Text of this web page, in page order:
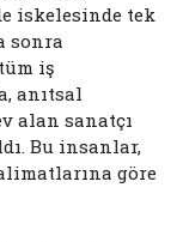
iskelesinde tek
sonra
iş
anıtsal
alan sanatçı
Bu insanlar,
göre